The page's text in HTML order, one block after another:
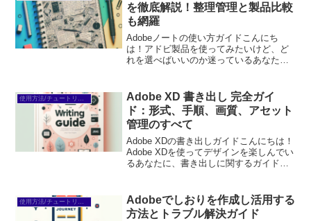
を徹底解説！整理管理と製品比較
も網羅
Adobeノートの使い方ガイドこんにち
は！アドビ製品を使ってみたいけど、ど
れを選べばいいのか迷っているあなた
て詳しく解説します。初心者でも簡単に
使える情報をお届けします...
使用方法/チュートリアル
Adobe XD 書き出し 完全ガイ
ド：形式、手順、画質、アセット
管理のすべて
Adobe XDの書き出しガイドこんにちは！
Adobe XDを使ってデザインを楽しんでい
るあなたに、書き出しに関するガイドを
心者の方には少し難しく感じることもあ
るかもし...
使用方法/チュートリアル
Adobeでしおりを作成し活用する
方法とトラブル解決ガイド